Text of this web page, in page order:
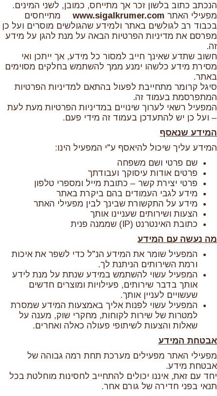
הנכתב כתוב בלשון זכר אך מתייחס, כמובן, לשני המינים.
מפעילי האתר www.sigalkrumer.com מתייחסים
בכבוד רב לגולשים באתר ולמידע שהגולשים מוסרים ועל כן
מפרסם את מדיניות הפרטיות הבאה על מנת להגן על מידע
זה.
חשוב שתדע שאינך חייב למסור כל מידע, אך ייתכן ואי
מסירת מידע כלשהו ימנע ממך להשתמש בחלקים מסוימים
באתר.
סיגל קרומר מתחייבת לפעול בהתאם למדיניות הפרטיות
המתפרסמת בעמוד זה.
המפעיל רשאי לערוך שינויים במדיניות הפרטיות מעת לעת
– ועל כן יש להתעדכן בעמוד זה מידי פעם.
המידע שנאסף
המידע עליך שיכול להיאסף ע"י המפעיל הינו:
שם פרטי ושם משפחה
פרטים אודות עיסוקך ועבודתך
פרטי יצירת קשר – כתובת מייל ומספרי טלפון
מידע לגבי העמודים בהם ביקרת באתר
מידע על התקשורת שבינך לבין מפעילי האתר
הצעות ושירותים שעניינו אותך
כתובת האינטרנט (IP) שממנה פנית
מה נעשה עם המידע
המפעיל שומר את המידע הנ"ל כדי לשפר את איכות
ורמת השירותים הניתנת לך.
המפעיל עשוי להשתמש במידע שנתת על מנת לידע
אותך בדבר שירותים, פעילויות ומוצרים חדשים
שעשויים לעניין אותך.
המפעיל עשוי לפנות אליך באמצעות המידע שמסרת
למטרות של שירות לקוחות, מחקרי שוק, מענה על
שאלות והצעות לשיתופי פעולה כאלה ואחרים.
אבטחת המידע
מפעילי האתר מפעילים מערכת תחת רמה גבוהה של
אבטחת מידע.
יחד עם זאת, איננו יכולים להתחייב לחסינות מוחלטת בכל
תנאי בפני חדירה של גורם אחר.